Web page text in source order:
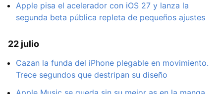
Apple pisa el acelerador con iOS 27 y lanza la
segunda beta pública repleta de pequeños ajustes
22 julio
Cazan la funda del iPhone plegable en movimiento.
Trece segundos que destripan su diseño